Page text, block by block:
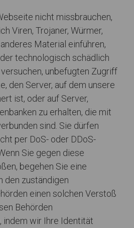
nicht missbrauchen,
Viren, Trojaner, Würmer,
Material einführen,
technologisch schädlich
unbefugten Zugriff
den Server, auf dem unsere
ist, oder auf Server,
zu erhalten, die mit
sind. Sie dürfen
per DoS- oder DDoS-
Sie gegen diese
begehen Sie eine
den zuständigen
einen solchen Verstoß
Behörden
indem wir Ihre Identität